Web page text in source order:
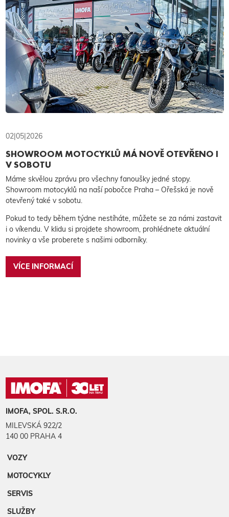
02|05|2026
SHOWROOM MOTOCYKLŮ MÁ NOVĚ OTEVŘENO I
V SOBOTU
Máme skvělou zprávu pro všechny fanoušky jedné stopy.
Showroom motocyklů na naší pobočce Praha – Ořešská je nově
otevřený také v sobotu.
Pokud to tedy během týdne nestíháte, můžete se za námi zastavit
i o víkendu. V klidu si projdete showroom, prohlédnete aktuální
novinky a vše proberete s našimi odborníky.
VÍCE INFORMACÍ
IMOFA, SPOL. S.R.O.
MILEVSKÁ 922/2
140 00 PRAHA 4
VOZY
MOTOCYKLY
SERVIS
SLUŽBY